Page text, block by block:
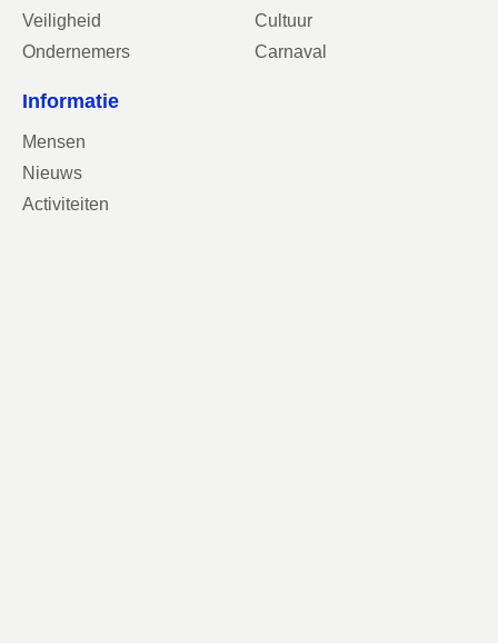
Veiligheid
Ondernemers
Cultuur
Carnaval
Informatie
Mensen
Nieuws
Activiteiten